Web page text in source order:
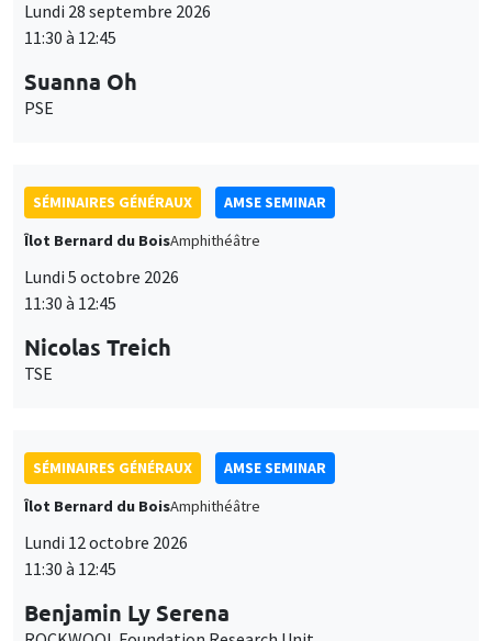
Lundi 28 septembre 2026
11:30 à 12:45
Suanna Oh
PSE
SÉMINAIRES GÉNÉRAUX
AMSE SEMINAR
Îlot Bernard du BoisAmphithéâtre
Lundi 5 octobre 2026
11:30 à 12:45
Nicolas Treich
TSE
SÉMINAIRES GÉNÉRAUX
AMSE SEMINAR
Îlot Bernard du BoisAmphithéâtre
Lundi 12 octobre 2026
11:30 à 12:45
Benjamin Ly Serena